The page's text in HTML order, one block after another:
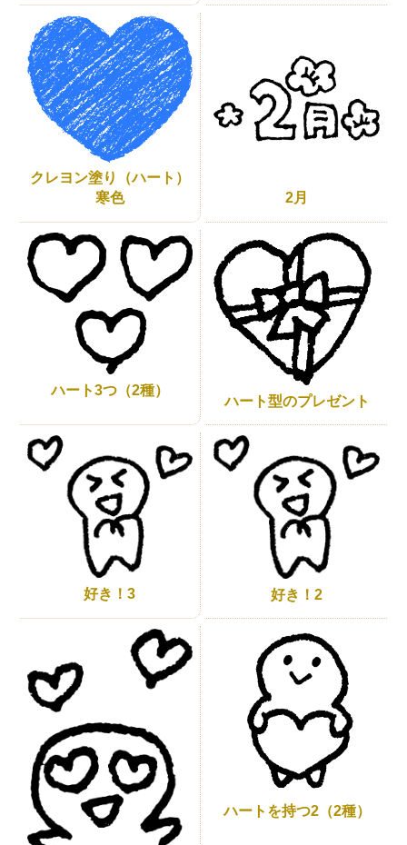
クレヨン塗り（ハート）
寒色
2月
ハート3つ（2種）
ハート型のプレゼント
好き！3 好き！2
ハートを持つ2（2種）